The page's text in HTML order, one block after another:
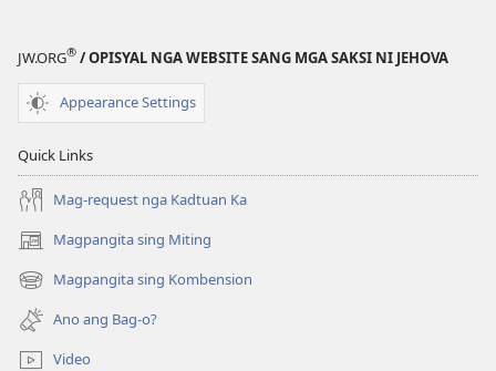
Dapat
ka
JW.ORG® / OPISYAL NGA WEBSITE SANG MGA SAKSI NI JEHOVA
Appearance Settings
Quick Links
Mag-request nga Kadtuan Ka
Magpangita sing Miting
(opens
new
window)
Magpangita sing Kombension
(opens
new
window)
Ano ang Bag-o?
Video